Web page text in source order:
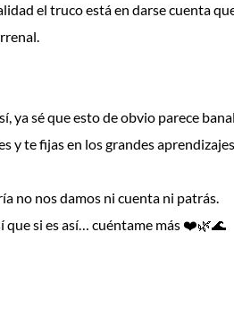
el truco está en darse cuenta
ya sé que esto de obvio parece
y te fijas en los grandes
no nos damos ni cuenta ni patrás.
que si es así… cuéntame más ❤️🌿🌊